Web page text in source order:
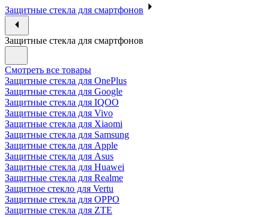
Защитные стекла для смартфонов
Защитные стекла для смартфонов
Смотреть все товары
Защитные стекла для OnePlus
Защитные стекла для Google
Защитные стекла для IQOO
Защитные стекла для Vivo
Защитные стекла для Xiaomi
Защитные стекла для Samsung
Защитные стекла для Apple
Защитные стекла для Asus
Защитные стекла для Huawei
Защитные стекла для Realme
Защитное стекло для Vertu
Защитные стекла для OPPO
Защитные стекла для ZTE